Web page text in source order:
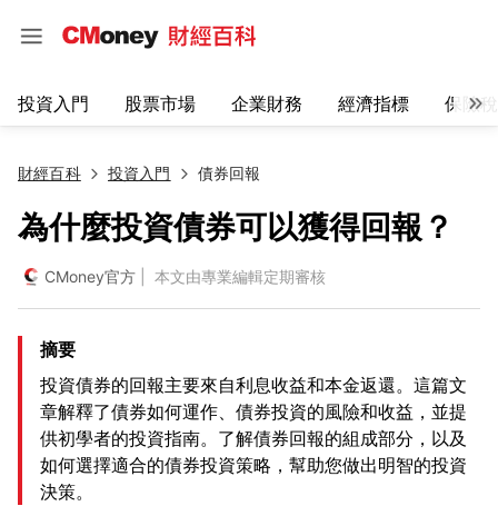
投資入門 股票市場 企業財務 經濟指標 保險
財經百科 投資入門 債券回報
為什麼投資債券可以獲得回報？
CMoney官方 | 本文由專業編輯定期審核
摘要
投資債券的回報主要來自利息收益和本金返還。這篇文
章解釋了債券如何運作、債券投資的風險和收益，並提
供初學者的投資指南。了解債券回報的組成部分，以及
如何選擇適合的債券投資策略，幫助您做出明智的投資
決策。